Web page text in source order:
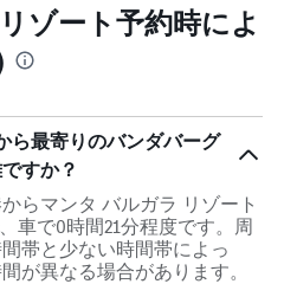
ゾート予約時によ
ら最寄りのバンダバーグ
すか？
らマンタ バルガラ リゾート
車で0時間21分程度です。周
帯と少ない時間帯によっ
が異なる場合があります。